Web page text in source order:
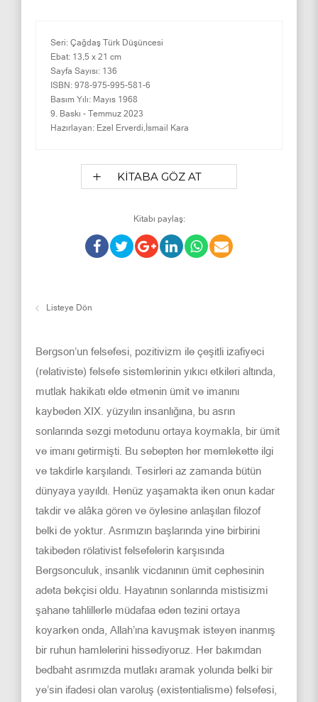
Seri: Çağdaş Türk Düşüncesi
Ebat: 13,5 x 21 cm
Sayfa Sayısı: 136
ISBN: 978-975-995-581-6
Basım Yılı: Mayıs 1968
9. Baskı - Temmuz 2023
Hazırlayan: Ezel Erverdi,İsmail Kara
KİTABA GÖZ AT
Kitabı paylaş:
Listeye Dön
Bergson’un felsefesi, pozitivizm ile çeşitli izafiyeci
(relativiste) felsefe sistemlerinin yıkıcı etkileri altında,
mutlak hakikatı elde etmenin ümit ve imanını
kaybeden XIX. yüzyılın insanlığına, bu asrın
sonlarında sezgi metodunu ortaya koymakla, bir ümit
ve imanı getirmişti. Bu sebepten her memlekette ilgi
ve takdirle karşılandı. Tesirleri az zamanda bütün
dünyaya yayıldı. Henüz yaşamakta iken onun kadar
takdir ve alâka gören ve öylesine anlaşılan filozof
belki de yoktur. Asrımızın başlarında yine birbirini
takibeden rölativist felsefelerin karşısında
Bergsonculuk, insanlık vicdanının ümit cephesinin
adeta bekçisi oldu. Hayatının sonlarında mistisizmi
şahane tahlillerle müdafaa eden tezini ortaya
koyarken onda, Allah’ına kavuşmak isteyen inanmış
bir ruhun hamlelerini hissediyoruz. Her bakımdan
bedbaht asrımızda mutlakı aramak yolunda belki bir
ye’sin ifadesi olan varoluş (existentialisme) felsefesi,